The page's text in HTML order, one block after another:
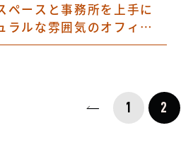
ペースと事務所を上手に
ルな雰囲気のオフィス
NET様）
1 2